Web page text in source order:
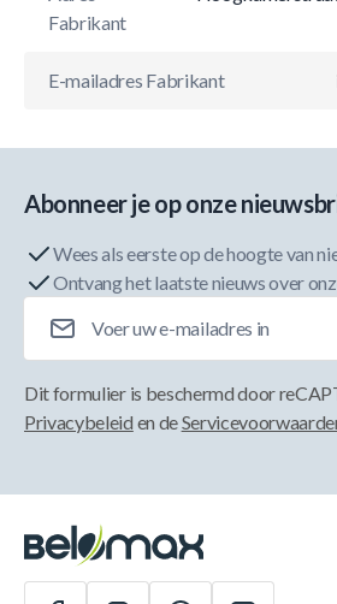
Fabrikant
E-mailadres Fabrikant
Abonneer je op onze
Wees als eerste op de hoogte van
Ontvang het laatste nieuws over
Dit formulier is beschermd door
Privacybeleid en de